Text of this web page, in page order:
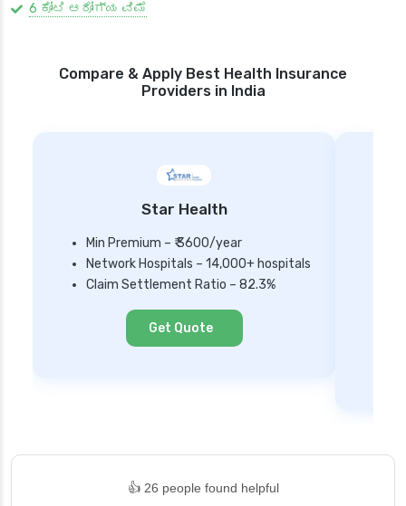
6 ಕೋಟಿ ಆರೋಗ್ಯ ವಿಮೆ
Compare & Apply Best Health Insurance
Providers in India
Star Health
Min Premium – ₹ 3600/year
Network Hospitals – 14,000+ hospitals
Claim Settlement Ratio – 82.3%
Get Quote
👍 26 people found helpful